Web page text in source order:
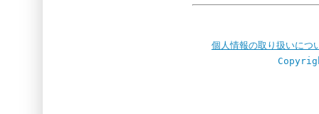
個人情報の取り扱いにつ